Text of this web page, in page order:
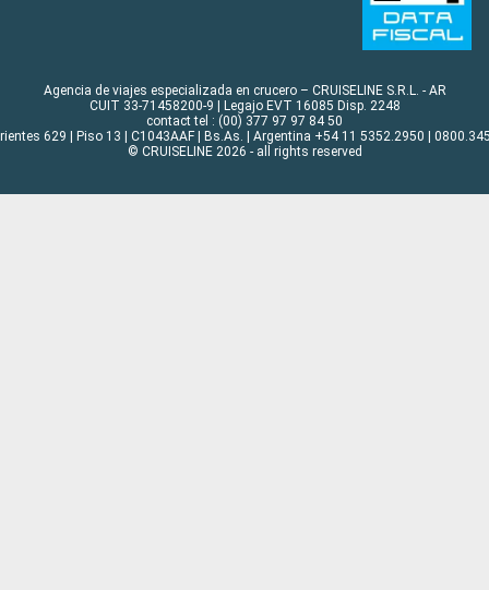
Agencia de viajes especializada en crucero – CRUISELINE S.R.L. - AR
CUIT 33-71458200-9 | Legajo EVT 16085 Disp. 2248
contact tel : (00) 377 97 97 84 50
629 | Piso 13 | C1043AAF | Bs.As. | Argentina +54 11 5352.2950 |
© CRUISELINE 2026 - all rights reserved